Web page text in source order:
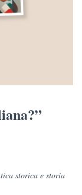
storica e storia